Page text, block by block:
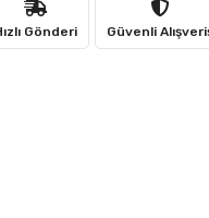
Gönderi Güvenli